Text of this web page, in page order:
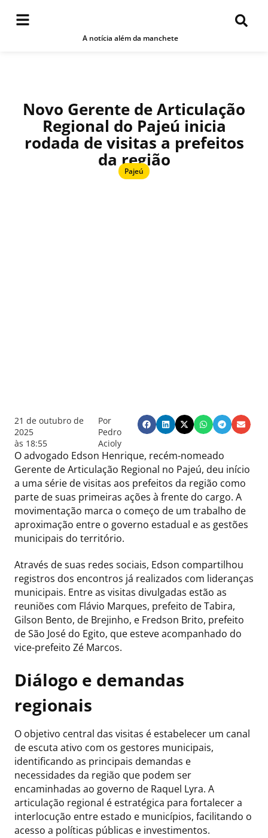
A notícia além da manchete
Novo Gerente de Articulação
Regional do Pajeú inicia
rodada de visitas a prefeitos
da região
Pajeú
21 de outubro de
2025
às 18:55
Por
Pedro
Acioly
O advogado Edson Henrique, recém-nomeado
Gerente de Articulação Regional no Pajeú, deu início
a uma série de visitas aos prefeitos da região como
parte de suas primeiras ações à frente do cargo. A
movimentação marca o começo de um trabalho de
aproximação entre o governo estadual e as gestões
municipais do território.
Através de suas redes sociais, Edson compartilhou
registros dos encontros já realizados com lideranças
municipais. Entre as visitas divulgadas estão as
reuniões com Flávio Marques, prefeito de Tabira,
Gilson Bento, de Brejinho, e Fredson Brito, prefeito
de São José do Egito, que esteve acompanhado do
vice-prefeito Zé Marcos.
Diálogo e demandas
regionais
O objetivo central das visitas é estabelecer um canal
de escuta ativo com os gestores municipais,
identificando as principais demandas e
necessidades da região que podem ser
encaminhadas ao governo de Raquel Lyra. A
articulação regional é estratégica para fortalecer a
interlocução entre estado e municípios, facilitando o
acesso a políticas públicas e investimentos.